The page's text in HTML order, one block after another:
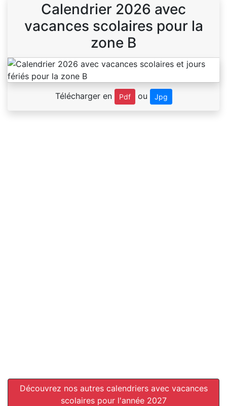
Calendrier 2026 avec
vacances scolaires pour la
zone B
Télécharger en Pdf ou Jpg
Découvrez nos autres calendriers avec vacances
scolaires pour l'année 2027